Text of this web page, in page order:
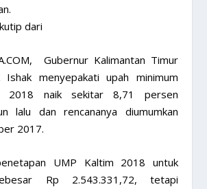
dari
Gubernur Kalimantan Timur
Ishak menyepakati upah minimum
2018 naik sekitar 8,71 persen
lalu dan rencananya diumumkan
2017.
UMP Kaltim 2018 untuk
Rp 2.543.331,72, tetapi